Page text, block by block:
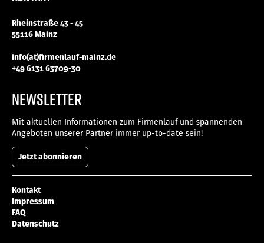
Rheinstraße 43 - 45
55116 Mainz
info(at)firmenlauf-mainz.de
+49 6131 63709-30
NEWSLETTER
Mit aktuellen Informationen zum Firmenlauf und spannenden
Angeboten unserer Partner immer up-to-date sein!
Jetzt abonnieren
Kontakt
Impressum
FAQ
Datenschutz